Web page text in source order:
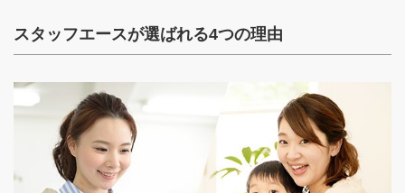
スタッフエースが選ばれる4つの理由